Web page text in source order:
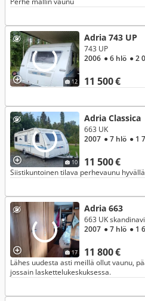
12
Adria 743 UP
11 500 €
743 UP
2006 ● 6 hlö ● 2
10
Adria Classica
11 500 €
663 UK
2007 ● 7 hlö ● 1
Siistikuntoinen tilava perhevaunu
17
Adria 663
11 800 €
663 UK
2007 ● 7 hlö ● 1
Lähes uudesta asti meillä ollut vaunu,
jossain laskettelukeskuksessa.